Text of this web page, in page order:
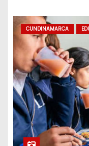
CUNDINAMARCA